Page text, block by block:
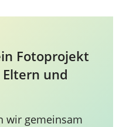
Fotoprojekt
und
wir gemeinsam